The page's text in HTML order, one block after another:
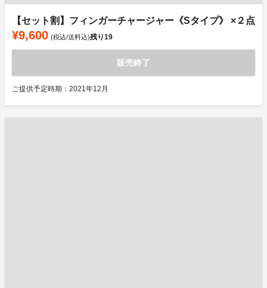
【セット割】フィンガーチャージャー《Sタイプ》 ×２点
¥9,600 (税込/送料込)残り19
販売終了
ご提供予定時期：2021年12月